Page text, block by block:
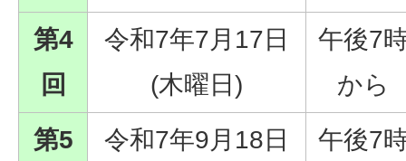
第4
回
令和7年7月17日
(木曜日)
午後7
から
第5
令和7年9月18日
午後7